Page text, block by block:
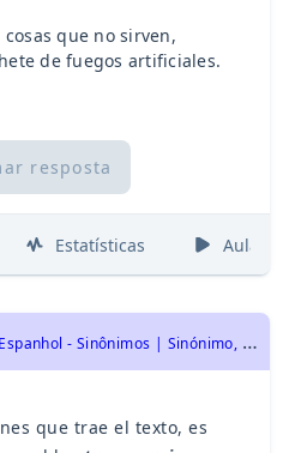
que no sirven,
de fuegos artificiales.
resposta
Estatísticas Aulas
U
RCA 2012 - Espanhol - Sinônimos | Sinónimo, Vocabulário | Vocabulario
que trae el texto, es